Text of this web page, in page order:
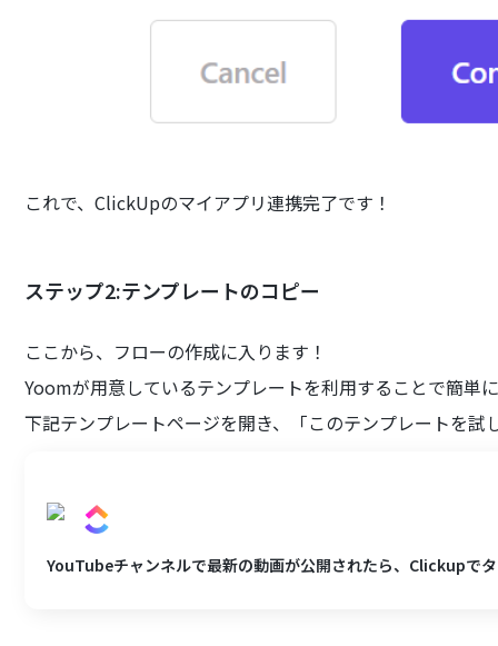
これで、ClickUpのマイアプリ連携完了です！
ステップ2:テンプレートのコピー
ここから、フローの作成に入ります！
Yoomが用意しているテンプレートを利用することで簡単
下記テンプレートページを開き、「このテンプレートを試
YouTubeチャンネルで最新の動画が公開されたら、Clickupで